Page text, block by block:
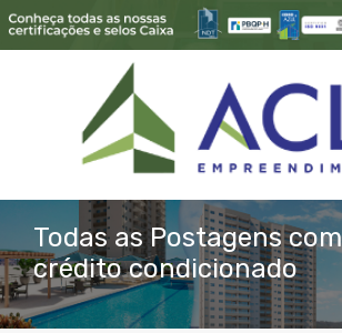
Todas as Postagens
crédito condicionado